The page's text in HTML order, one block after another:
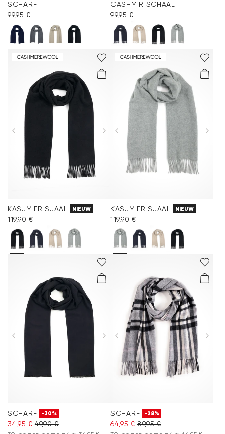
SCHARF
99,95 €
CASHMIR SCHAAL
99,95 €
KASJMIER SJAAL NIEUW
119,90 €
KASJMIER SJAAL NIEUW
119,90 €
SCHARF -30%
34,95 € 49,90 €
SCHARF -28%
64,95 € 89,95 €